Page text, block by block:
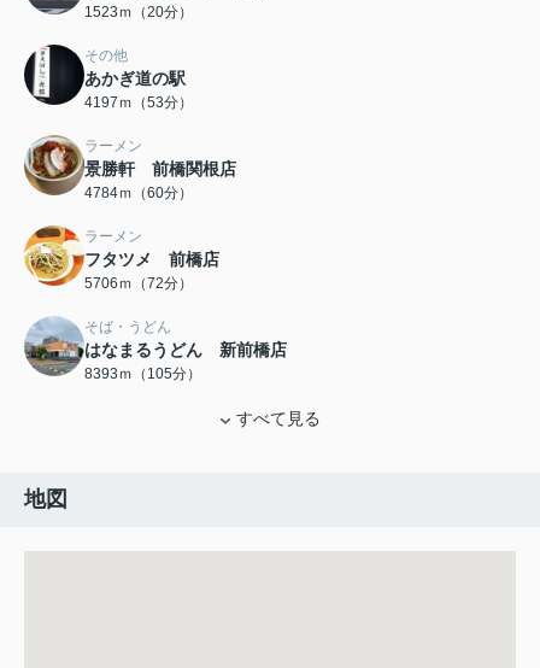
1523ｍ（20分）
その他
あかぎ道の駅
4197ｍ（53分）
ラーメン
景勝軒 前橋関根店
4784ｍ（60分）
ラーメン
フタツメ 前橋店
5706ｍ（72分）
そば・うどん
はなまるうどん 新前橋店
8393ｍ（105分）
すべて見る
地図